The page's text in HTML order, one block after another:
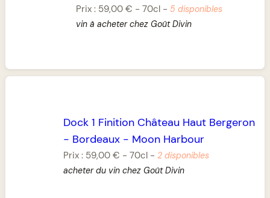
Prix : 59,00 € -70cl - 5 disponibles
vin à acheter chez Goût Divin
Dock 1 Finition Château Haut Bergeron
- Bordeaux- Moon Harbour
Prix : 59,00 € - 70cl- 2 disponibles
acheter du vin chez Goût Divin